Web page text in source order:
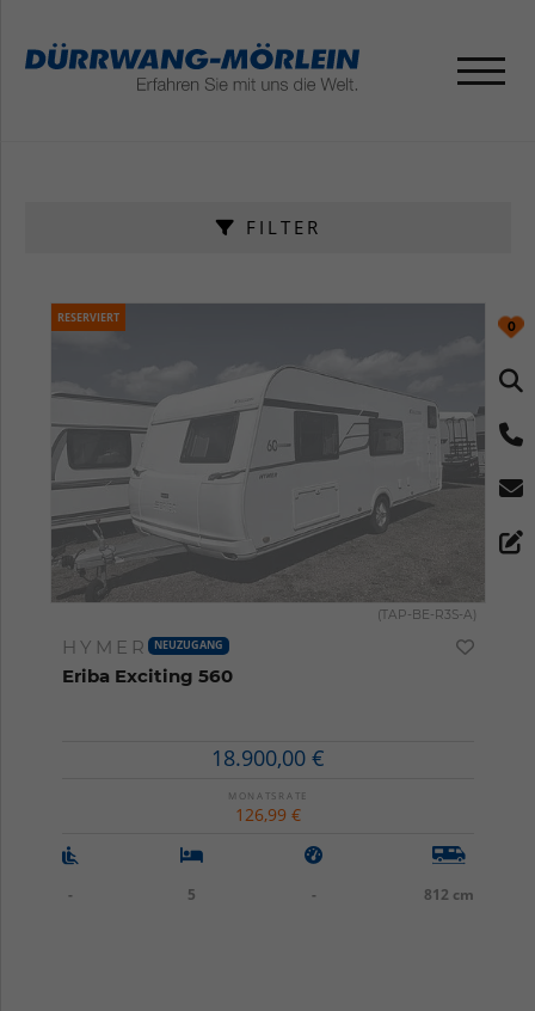
0
FILTER
RESERVIERT
HYMER NEUZUGANG
Eriba Exciting 560
(TAP-BE-R3S-A)
18.900,00 €
MONATSRATE
126,99 €
- 5 - 812 cm